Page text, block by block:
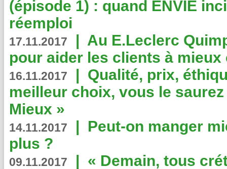
(épisode 1) : quand ENVIE
réemploi
17.11.2017 | Au E.Leclerc
pour aider les clients à
16.11.2017 | Qualité, prix,
meilleur choix, vous le
Mieux »
14.11.2017 | Peut-on manger
plus ?
09.11.2017 | « Demain, tous